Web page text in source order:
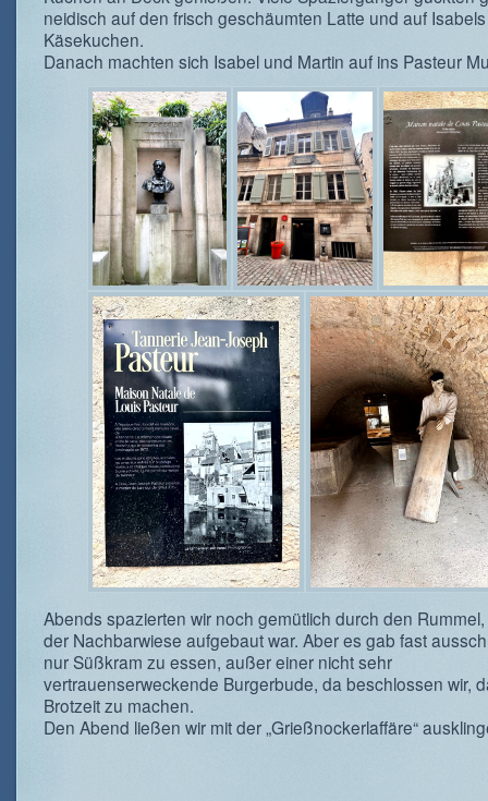
neidisch auf den frisch geschäumten Latte und auf Isabels
Käsekuchen.
Danach machten sich Isabel und Martin auf ins Pasteur
Abends spazierten wir noch gemütlich durch den
der Nachbarwiese aufgebaut war. Aber es gab fast
nur Süßkram zu essen, außer einer nicht sehr
vertrauenserweckende Burgerbude, da beschlossen wir,
Brotzeit zu machen.
Den Abend ließen wir mit der „Grießnockerlaffäre“